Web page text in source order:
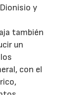
y
también
un
con el